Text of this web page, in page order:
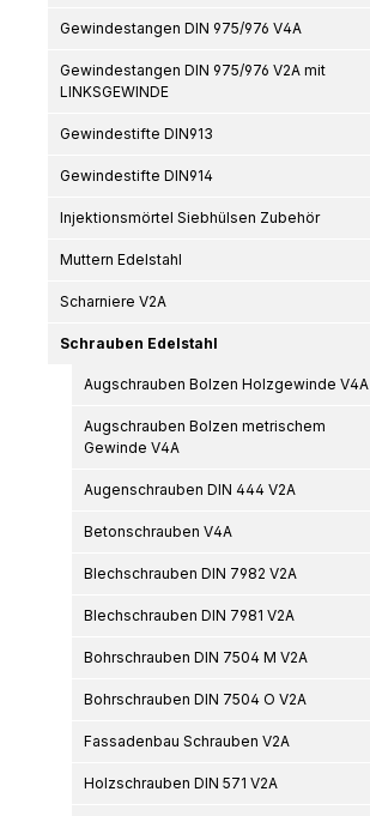
Gewindestangen DIN 975/976 V4A
Gewindestangen DIN 975/976 V2A mit
LINKSGEWINDE
Gewindestifte DIN913
Gewindestifte DIN914
Injektionsmörtel Siebhülsen Zubehör
Muttern Edelstahl
Scharniere V2A
Schrauben Edelstahl
Augschrauben Bolzen Holzgewinde V4A
Augschrauben Bolzen metrischem
Gewinde V4A
Augenschrauben DIN 444 V2A
Betonschrauben V4A
Blechschrauben DIN 7982 V2A
Blechschrauben DIN 7981 V2A
Bohrschrauben DIN 7504 M V2A
Bohrschrauben DIN 7504 O V2A
Fassadenbau Schrauben V2A
Holzschrauben DIN 571 V2A